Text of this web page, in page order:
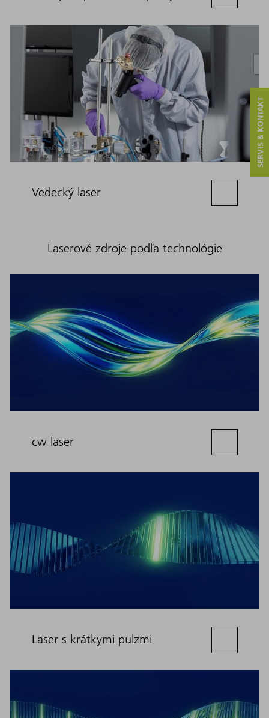
Vedecký laser
Laserové zdroje podľa technológie
cw laser
Laser s krátkymi pulzmi
SERVIS & KONTAKT